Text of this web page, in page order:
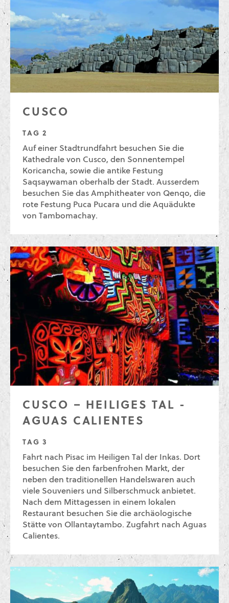
CUSCO
TAG 2
Auf einer Stadtrundfahrt besuchen Sie die
Kathedrale von Cusco, den Sonnentempel
Koricancha, sowie die antike Festung
Saqsaywaman oberhalb der Stadt. Ausserdem
besuchen Sie das Amphitheater von Qenqo, die
rote Festung Puca Pucara und die Aquädukte
von Tambomachay.
CUSCO – HEILIGES TAL -
AGUAS CALIENTES
TAG 3
Fahrt nach Pisac im Heiligen Tal der Inkas. Dort
besuchen Sie den farbenfrohen Markt, der
neben den traditionellen Handelswaren auch
viele Souveniers und Silberschmuck anbietet.
Nach dem Mittagessen in einem lokalen
Restaurant besuchen Sie die archäologische
Stätte von Ollantaytambo. Zugfahrt nach Aguas
Calientes.